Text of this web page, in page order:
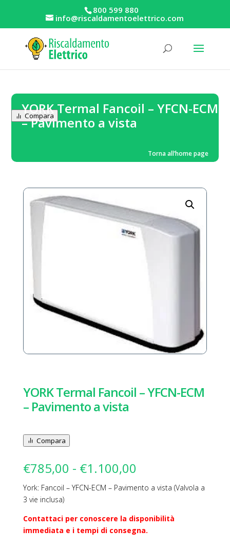
800 599 880
info@riscaldamentoelettrico.com
YORK Termal Fancoil – YFCN-ECM
– Pavimento a vista
Compara
Torna all’home page
YORK Termal Fancoil – YFCN-ECM
– Pavimento a vista
Compara
€785,00 - €1.100,00
prezzo:
€785,00
a
€1.100,00
York: Fancoil – YFCN-ECM – Pavimento a vista (Valvola a
3 vie inclusa)
Contattaci per conoscere la disponibilità
immediata e i tempi di consegna.